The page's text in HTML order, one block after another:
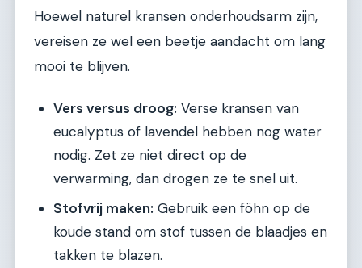
Hoewel naturel kransen onderhoudsarm zijn,
vereisen ze wel een beetje aandacht om lang
mooi te blijven.
Vers versus droog: Verse kransen van
eucalyptus of lavendel hebben nog water
nodig. Zet ze niet direct op de
verwarming, dan drogen ze te snel uit.
Stofvrij maken: Gebruik een föhn op de
koude stand om stof tussen de blaadjes en
takken te blazen.